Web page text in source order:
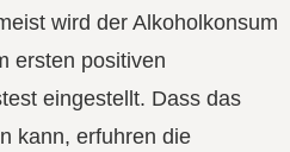
wird der Alkoholkonsum
ersten positiven
eingestellt. Dass das
kann, erfuhren die